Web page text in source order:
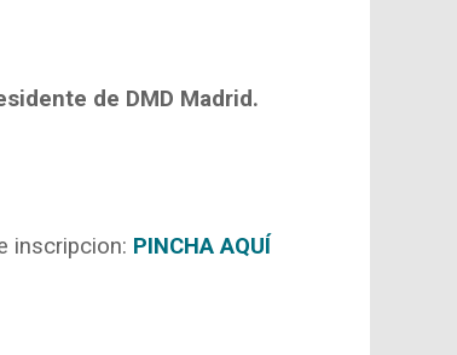
de DMD Madrid.
inscripcion: PINCHA AQUÍ